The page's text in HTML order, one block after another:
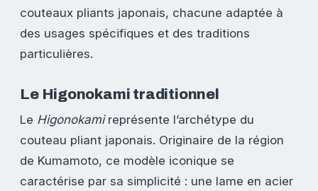
couteaux pliants japonais, chacune adaptée à
des usages spécifiques et des traditions
particulières.
Le Higonokami traditionnel
Le Higonokamireprésente l’archétype du
couteau pliant japonais. Originaire de la région
de Kumamoto, ce modèle iconique se
caractérise par sa simplicité : une lame en acier